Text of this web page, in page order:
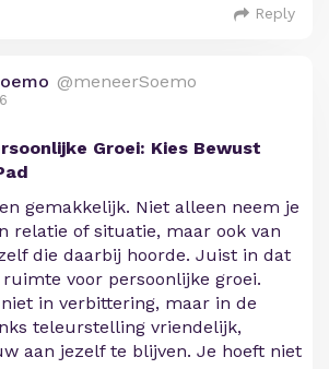
Reply
@meneerSoemo
Groei: Kies Bewust
gemakkelijk. Niet alleen neem je
relatie of situatie, maar ook van
die daarbij hoorde. Juist in dat
voor persoonlijke groei.
in verbittering, maar in de
teleurstelling vriendelijk,
aan jezelf te blijven. Je hoeft niet